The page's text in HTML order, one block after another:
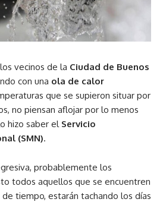
vecinos de la Ciudad de Buenos
con una ola de calor
que se supieron situar por
no piensan aflojar por lo menos
hizo saber el Servicio
(SMN).
probablemente los
todos aquellos que se encuentren
tiempo, estarán tachando los días